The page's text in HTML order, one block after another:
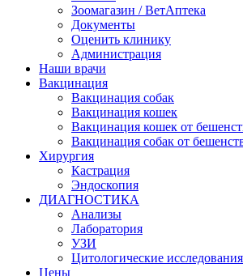
Зоомагазин / ВетАптека
Документы
Оценить клинику
Администрация
Наши врачи
Вакцинация
Вакцинация собак
Вакцинация кошек
Вакцинация кошек от
Вакцинация собак от
Хирургия
Кастрация
Эндоскопия
ДИАГНОСТИКА
Анализы
Лаборатория
УЗИ
Цитологические исследования
Цены